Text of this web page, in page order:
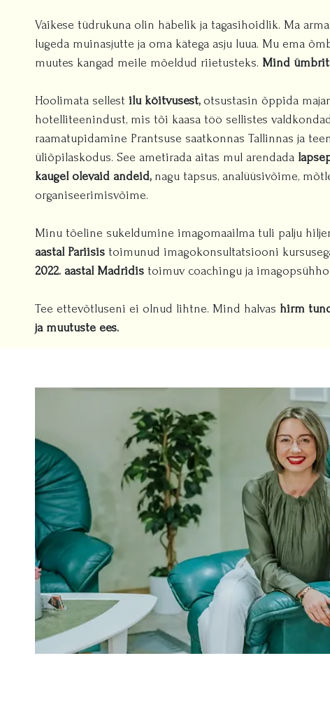
Väikese tüdrukuna olin häbelik ja tagasihoidlik. Ma
lugeda muinasjutte ja oma kätega asju luua. Mu ema
muutes kangad meile mõeldud riietusteks. Mind
Hoolimata sellest ilu köitvusest,otsustasin õppida
hotelliteenindust, mis tõi kaasa töö sellistes
raamatupidamine Prantsuse saatkonnas Tallinnas ja
üliõpilaskodus. See ametirada aitas mul arendada
kaugel olevaid andeid,nagu täpsus, analüüsivõime,
organiseerimisvõime.
Minu tõeline sukeldumine imagomaailma tuli palju
aastal Pariisis toimunud imagokonsultatsiooni
2022. aastal Madridis toimuv coachingu ja
Tee ettevõtluseni ei olnud lihtne. Mind halvas hirm
ja muutuste ees.